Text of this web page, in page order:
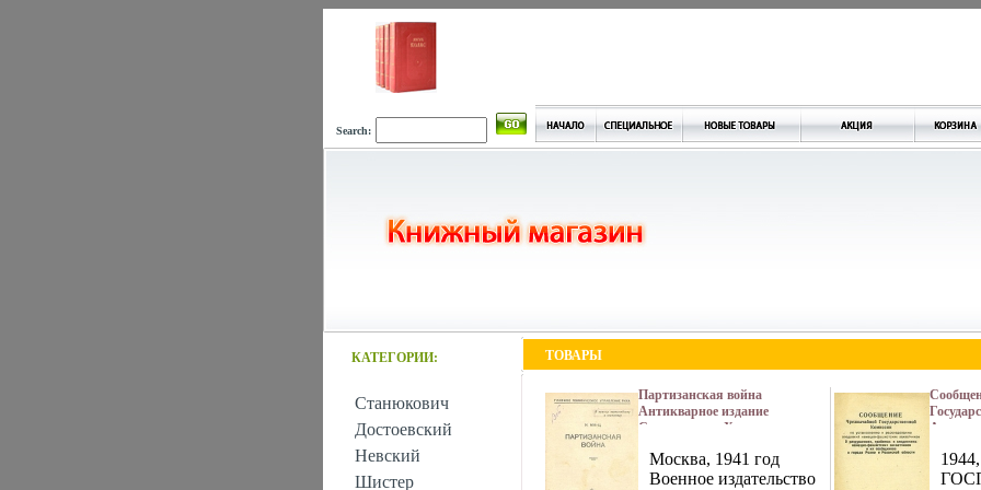
Search:
КАТЕГОРИИ:
Станюкович
Достоевский
Невский
Шистер
ТОВАРЫ
Партизанская война
Антикварное издание
Сохранность: Хорошая
издательство народного
комиссариата обороны Союза
Москва, 1941 год
Военное издательство